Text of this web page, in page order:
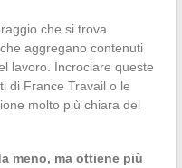
che si trova
aggregano contenuti
lavoro. Incrociare queste
di France Travail o le
molto più chiara del
meno, ma ottiene più